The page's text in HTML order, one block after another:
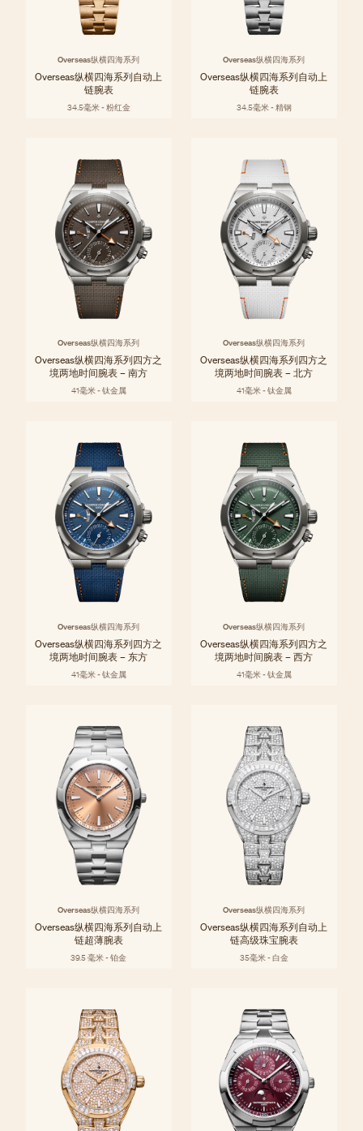
Overseas纵横四海系列
Overseas纵横四海系列自动上
链腕表
34.5毫米 - 粉红金
Overseas纵横四海系列
Overseas纵横四海系列自动上
链腕表
34.5毫米 - 精钢
Overseas纵横四海系列
Overseas纵横四海系列四方之
境两地时间腕表 – 南方
41毫米 - 钛金属
Overseas纵横四海系列
Overseas纵横四海系列四方之
境两地时间腕表 – 北方
41毫米 - 钛金属
Overseas纵横四海系列
Overseas纵横四海系列四方之
境两地时间腕表 – 东方
41毫米 - 钛金属
Overseas纵横四海系列
Overseas纵横四海系列四方之
境两地时间腕表 – 西方
41毫米 - 钛金属
Overseas纵横四海系列
Overseas纵横四海系列自动上
链超薄腕表
39.5 毫米 - 铂金
Overseas纵横四海系列
Overseas纵横四海系列自动上
链高级珠宝腕表
35毫米 - 白金